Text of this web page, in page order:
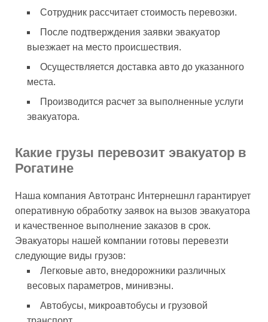
Сотрудник рассчитает стоимость перевозки.
После подтверждения заявки эвакуатор
выезжает на место происшествия.
Осуществляется доставка авто до указанного
места.
Производится расчет за выполненные услуги
эвакуатора.
Какие грузы перевозит эвакуатор в
Рогатине
Наша компания Автотранс Интернешнл гарантирует
оперативную обработку заявок на вызов эвакуатора
и качественное выполнение заказов в срок.
Эвакуаторы нашей компании готовы перевезти
следующие виды грузов:
Легковые авто, внедорожники различных
весовых параметров, минивэны.
Автобусы, микроавтобусы и грузовой